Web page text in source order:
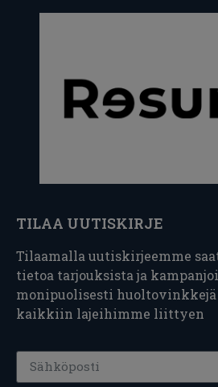
TILAA UUTISKIRJE
Tilaamalla uutiskirjeemme
tietoa tarjouksista ja
monipuolisesti
kaikkiin lajeihimme liittyen